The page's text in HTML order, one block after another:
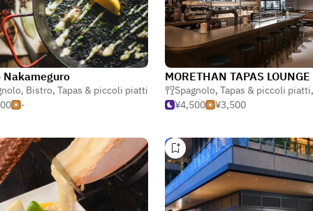
Nakameguro
, Bistro, Tapas & piccoli piatti
-
MORETHAN TAPAS LOUNGE
Spagnolo, Tapas & piccoli piatti
¥4,500
¥3,500